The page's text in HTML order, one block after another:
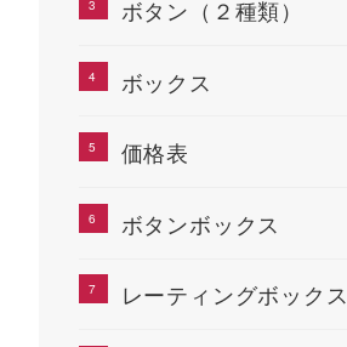
ボタン（２種類）
ボックス
価格表
ボタンボックス
レーティングボックス